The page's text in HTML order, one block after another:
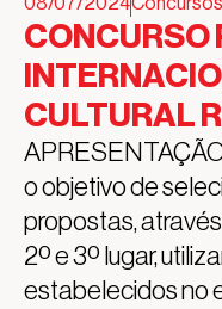
CONCURSO
CULTURAL
o objetivo de
propostas,
2º e 3º lugar,
estabelecidos no